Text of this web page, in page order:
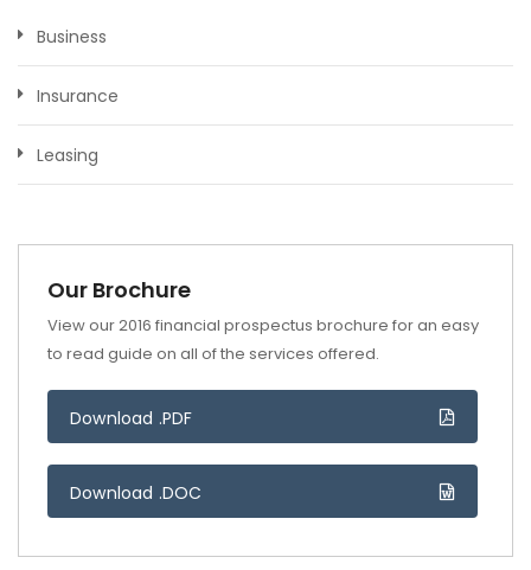
Business
Insurance
Leasing
Our Brochure
View our 2016 financial prospectus brochure for an easy
to read guide on all of the services offered.
Download .PDF
Download .DOC